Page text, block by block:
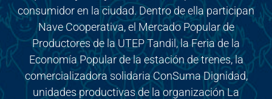
consumidor en la ciudad. Dentro de ella participan
Nave Cooperativa, el Mercado Popular de
Productores de la UTEP Tandil, la Feria de la
Economía Popular de la estación de trenes, la
comercializadora solidaria ConSuma Dignidad,
unidades productivas de la organización La